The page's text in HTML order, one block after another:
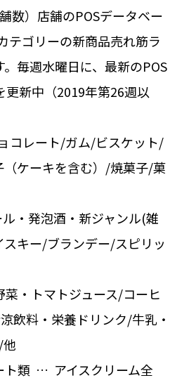
数）店舗のPOSデータベー
テゴリーの新商品売れ筋ラ
毎週水曜日に、最新のPOS
新中（2019年第26週以
レート/ガム/ビスケット/
ケーキを含む）/焼菓子/菓
発泡酒・新ジャンル(雑
キー/ブランデー/スピリッ
・トマトジュース/コーヒ
飲料・栄養ドリンク/牛乳・
ト類 … アイスクリーム全